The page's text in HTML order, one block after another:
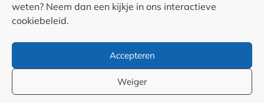
weten? Neem dan een kijkje in ons interactieve
cookiebeleid.
Accepteren
Weiger
Auteurs
linkpartners
Algemene